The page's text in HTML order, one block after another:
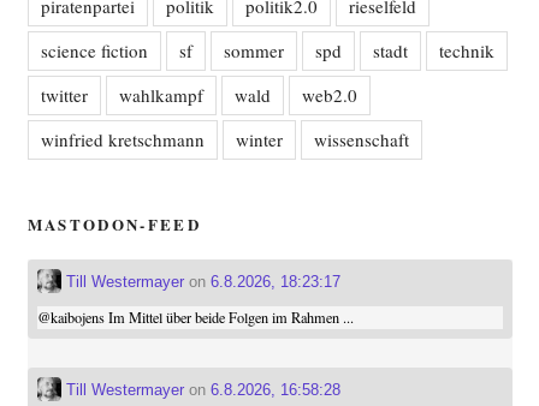
piratenpartei politik politik2.0
rieselfeld
science fiction
sf sommer spd stadt
technik
twitter
wahlkampf wald
web2.0
winfried kretschmann
winter wissenschaft
MASTODON-FEED
Till Westermayeron 6.8.2026, 18:23:17
@kaibojensIm Mittel über beide Folgen im Rahmen ...
Till Westermayeron 6.8.2026, 16:58:28